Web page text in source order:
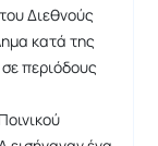
Διεθνούς
κατά της
περιόδους